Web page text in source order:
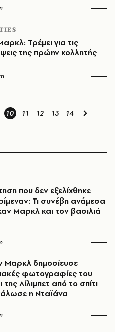
Τρέμει για τις
της πρώην κολλητής
10 11 12 13 14
που δεν εξελίχθηκε
Τι συνέβη ανάμεσα
Μαρκλ και τον βασιλιά
Μαρκλ δημοσίευσε
φωτογραφίες του
της Λίλιμπετ από το σπίτι
η Νταϊάνα